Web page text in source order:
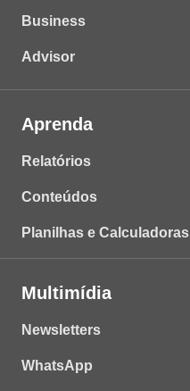
Business
Advisor
Aprenda
Relatórios
Conteúdos
Planilhas e Calculadoras
Multimídia
Newsletters
WhatsApp